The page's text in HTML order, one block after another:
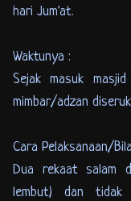
hari Jum'at.
Waktunya :
Sejak masuk
mimbar/adzan
Cara Pelaksanaan/
Dua rekaat salam
lembut) dan tidak